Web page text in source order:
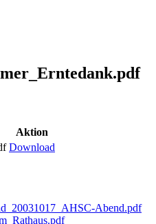
Aktion
Download
Abend.pdf